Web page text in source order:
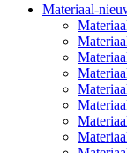
Materiaal-